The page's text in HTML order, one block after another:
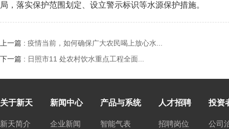
局，落实保护范围划定、设立警示标识等水源保护措施。
上一篇 : 疫情当前，如何确保广大农民喝上放心水...
下一篇 : 日照市11 处农村饮水重点工程全面...
关于新天
新天简介
新闻中心
企业新闻
产品与系统
智能气表
人才招聘
招聘岗位
投资
公司